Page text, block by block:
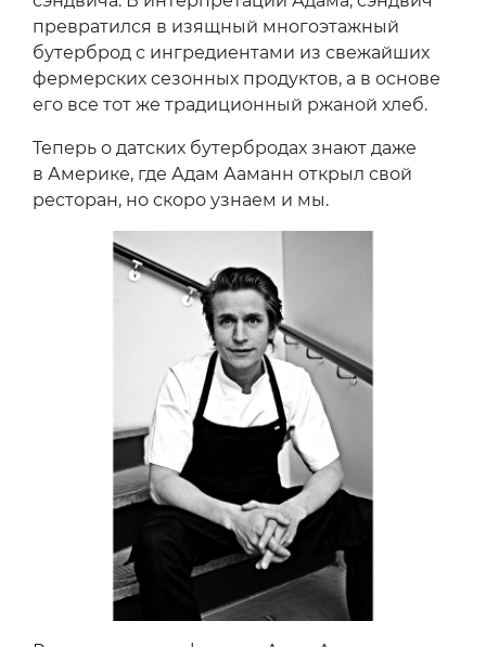
превратился в изящный многоэтажный
бутерброд с ингредиентами из свежайших
фермерских сезонных продуктов, а в основе
его все тот же традиционный ржаной хлеб.
Теперь о датских бутербродах знают даже
в Америке, где Адам Ааманн открыл свой
ресторан, но скоро узнаем и мы.